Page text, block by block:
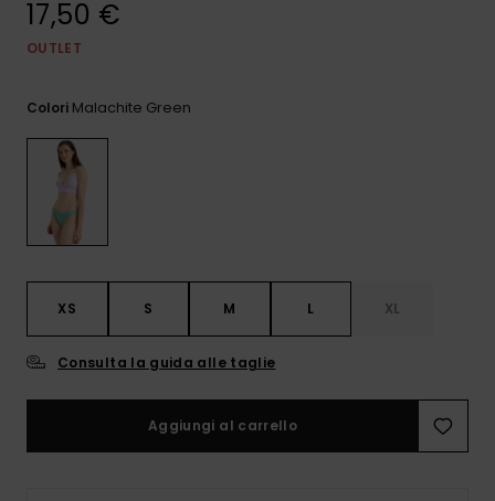
Consulta
17,50 €
OUTLET
Colori Malachite Green
XS S M L XL
Consulta la guida alle taglie
Aggiungi al carrello